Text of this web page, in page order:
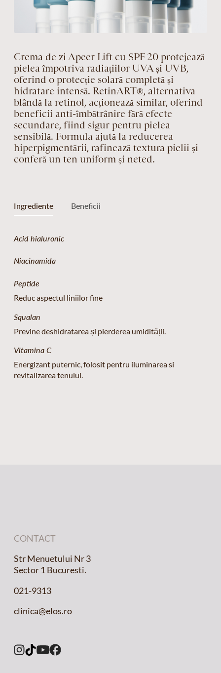
Crema de zi Apeer Lift cu SPF 20 protejează
pielea împotriva radiațiilor UVA și UVB,
oferind o protecție solară completă și
hidratare intensă. RetinART®, alternativa
blândă la retinol, acționează similar, oferind
beneficii anti-îmbătrânire fără efecte
secundare, fiind sigur pentru pielea
sensibilă. Formula ajută la reducerea
hiperpigmentării, rafinează textura pielii și
conferă un ten uniform și neted.
Ingrediente Beneficii
Acid hialuronic
Niacinamida
Peptide
Reduc aspectul liniilor fine
Squalan
Previne deshidratarea și pierderea umidității.
Vitamina C
Energizant puternic, folosit pentru iluminarea si
revitalizarea tenului.
CONTACT
Str Menuetului Nr 3
Sector 1 Bucuresti.
021-9313
clinica@elos.ro